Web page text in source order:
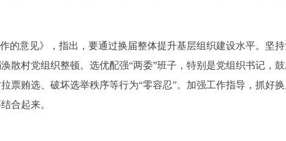
意见》，指出，要通过换届整体提升基层组织建设水平。坚
散村党组织整顿。选优配强“两委”班子，特别是党组织书记，
票贿选、破坏选举秩序等行为“零容忍”。加强工作指导，抓好
合起来。